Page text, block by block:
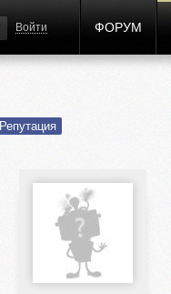
Войти ФОРУМ
Репутация